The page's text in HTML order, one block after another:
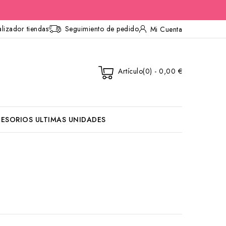
tiendas Seguimiento de pedido Mi Cuenta
Artículo(0) - 0,00 €
ULTIMAS UNIDADES